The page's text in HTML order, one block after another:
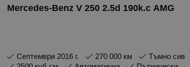
волана, Сензор за дъжд, Серво усилвател на
частици, Хладилна жабка, USB, audio\video, IN\AUX
Mercedes-Benz V 250 2.5d 190k.c AMG
септември 2016 г. 270 000 км Тъмно сив